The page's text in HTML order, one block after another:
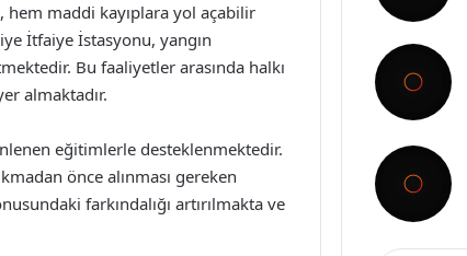
hem maddi kayıplara yol açabilir
İtfaiye İstasyonu, yangın
Bu faaliyetler arasında halkı
almaktadır.
eğitimlerle desteklenmektedir.
önce alınması gereken
farkındalığı artırılmakta ve